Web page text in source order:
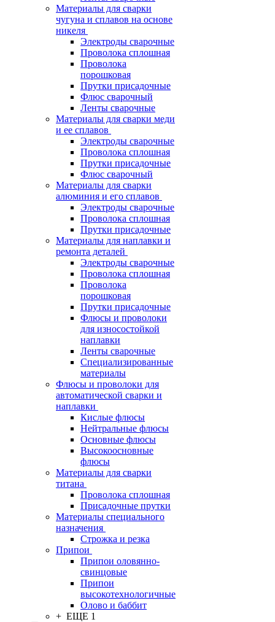
Материалы для сварки
чугуна и сплавов на основе
никеля
Электроды сварочные
Проволока сплошная
Проволока
порошковая
Прутки присадочные
Флюс сварочный
Ленты сварочные
Материалы для сварки меди
и ее сплавов
Электроды сварочные
Проволока сплошная
Прутки присадочные
Флюс сварочный
Материалы для сварки
алюминия и его сплавов
Электроды сварочные
Проволока сплошная
Прутки присадочные
Материалы для наплавки и
ремонта деталей
Электроды сварочные
Проволока сплошная
Проволока
порошковая
Прутки присадочные
Флюсы и проволоки
для износостойкой
наплавки
Ленты сварочные
Специализированные
материалы
Флюсы и проволоки для
автоматической сварки и
наплавки
Кислые флюсы
Нейтральные флюсы
Основные флюсы
Высокоосновные
флюсы
Материалы для сварки
титана
Проволока сплошная
Присадочные прутки
Материалы специального
назначения
Строжка и резка
Припои
Припои оловянно-
свинцовые
Припои
высокотехнологичные
Олово и баббит
+ ЕЩЕ 1